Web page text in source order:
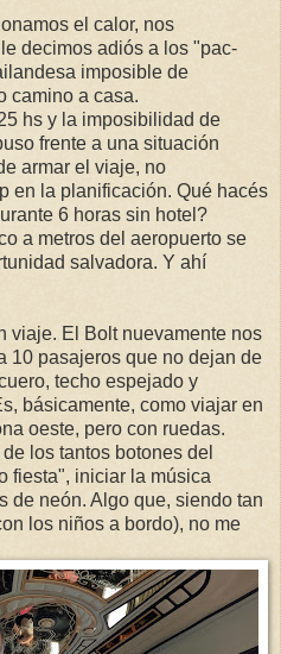
el calor, nos
decimos adiós a los "pac-
imposible de
camino a casa.
hs y la imposibilidad de
frente a una situación
armar el viaje, no
en la planificación. Qué hacés
6 horas sin hotel?
a metros del aeropuerto se
salvadora. Y ahí
viaje. El Bolt nuevamente nos
10 pasajeros que no dejan de
techo espejado y
básicamente, como viajar en
oeste, pero con ruedas.
los tantos botones del
fiesta", iniciar la música
de neón. Algo que, siendo tan
los niños a bordo), no me